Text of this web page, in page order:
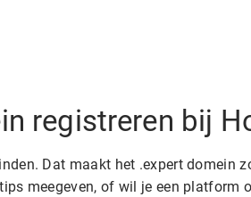
registreren bij
Dat maakt het .expert domein
meegeven, of wil je een platform